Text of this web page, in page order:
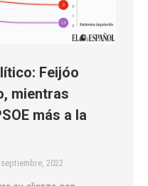
Feijóo
mientras
más a la
2022